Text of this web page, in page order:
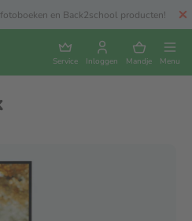
en Back2school producten!
Service Inloggen Mandje Menu